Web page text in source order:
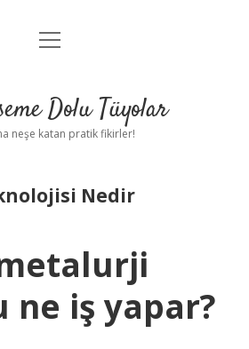
Anasayfa
Yasal Uyarı
menüyü
Dolu Tüyolar
neşe katan pratik fikirler!
Nedir
ne iş yapar?